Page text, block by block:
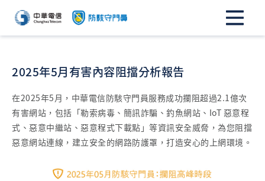
2025年5月有害內容阻擋分析報告
在2025年5月，中華電信防駭守門員服務成功攔阻超過2.1億次
有害網站，包括「勒索病毒、簡訊詐騙、釣魚網站、IoT 惡意程
式、惡意中繼站、惡意程式下載點」等資訊安全威脅，為您阻擋
惡意網站連線，建立安全的網路防護罩，打造安心的上網環境。